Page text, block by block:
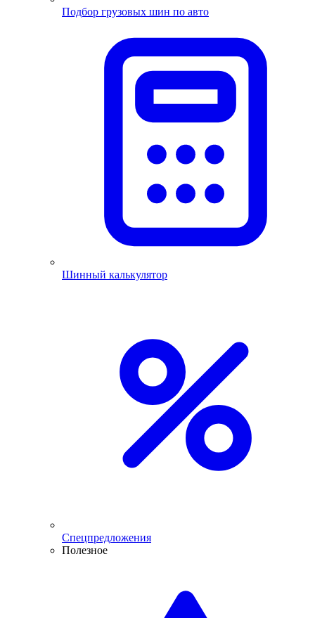
Подбор грузовых шин по авто
Шинный калькулятор
Спецпредложения
Полезное